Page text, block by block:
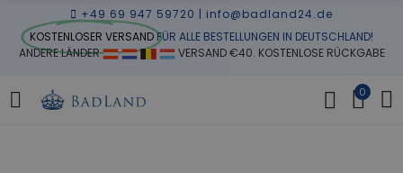
+49 69 947 59720 | info@badland24.de
KOSTENLOSER VERSANDFÜR ALLE BESTELLUNGEN IN DEUTSCHLAND!
ANDERE LÄNDER
VERSAND €40. KOSTENLOSE RÜCKGABE
0